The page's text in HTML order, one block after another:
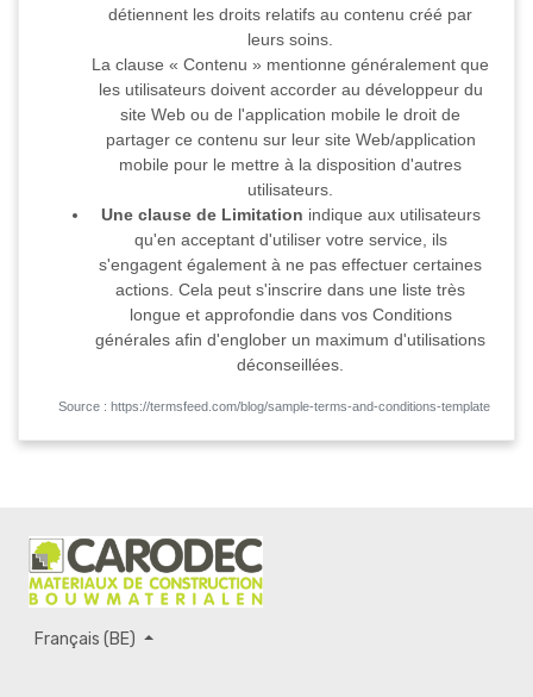
détiennent les droits relatifs au contenu créé par
leurs soins.
La clause « Contenu » mentionne généralement que
les utilisateurs doivent accorder au développeur du
site Web ou de l'application mobile le droit de
partager ce contenu sur leur site Web/application
mobile pour le mettre à la disposition d'autres
utilisateurs.
Une clause de Limitation indique aux utilisateurs
qu'en acceptant d'utiliser votre service, ils
s'engagent également à ne pas effectuer certaines
actions. Cela peut s'inscrire dans une liste très
longue et approfondie dans vos Conditions
générales afin d'englober un maximum d'utilisations
déconseillées.
Source : https://termsfeed.com/blog/sample-terms-and-conditions-template
Français (BE)